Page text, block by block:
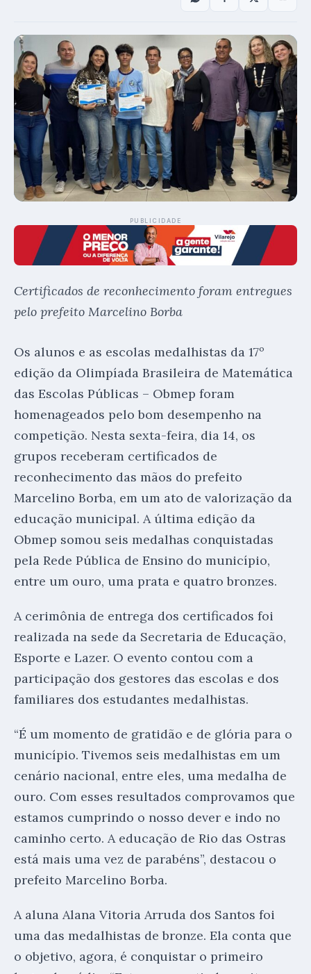
PUBLICIDADE
Certificados de reconhecimento foram entregues
pelo prefeito Marcelino Borba
Os alunos e as escolas medalhistas da 17º
edição da Olimpíada Brasileira de Matemática
das Escolas Públicas – Obmep foram
homenageados pelo bom desempenho na
competição. Nesta sexta-feira, dia 14, os
grupos receberam certificados de
reconhecimento das mãos do prefeito
Marcelino Borba, em um ato de valorização da
educação municipal. A última edição da
Obmep somou seis medalhas conquistadas
pela Rede Pública de Ensino do município,
entre um ouro, uma prata e quatro bronzes.
A cerimônia de entrega dos certificados foi
realizada na sede da Secretaria de Educação,
Esporte e Lazer. O evento contou com a
participação dos gestores das escolas e dos
familiares dos estudantes medalhistas.
“É um momento de gratidão e de glória para o
município. Tivemos seis medalhistas em um
cenário nacional, entre eles, uma medalha de
ouro. Com esses resultados comprovamos que
estamos cumprindo o nosso dever e indo no
caminho certo. A educação de Rio das Ostras
está mais uma vez de parabéns”, destacou o
prefeito Marcelino Borba.
A aluna Alana Vitoria Arruda dos Santos foi
uma das medalhistas de bronze. Ela conta que
o objetivo, agora, é conquistar o primeiro